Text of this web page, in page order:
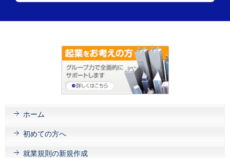
ホーム
初めての方へ
就業規則の新規作成